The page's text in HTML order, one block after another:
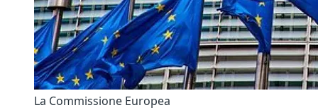
La Commissione Europea